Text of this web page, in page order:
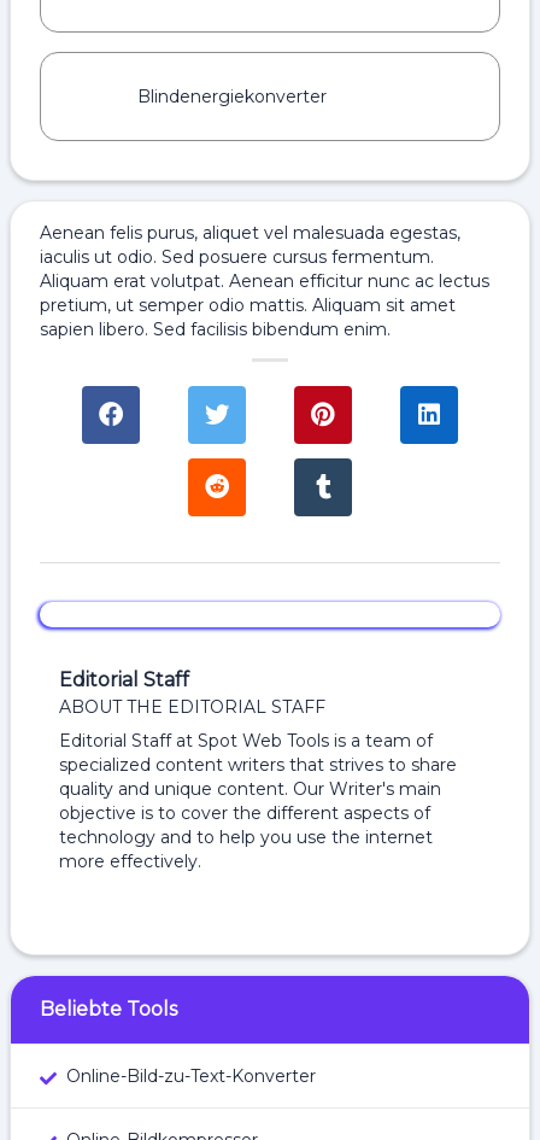
Blindenergiekonverter
Aenean felis purus, aliquet vel malesuada egestas,
iaculis ut odio. Sed posuere cursus fermentum.
Aliquam erat volutpat. Aenean efficitur nunc ac lectus
pretium, ut semper odio mattis. Aliquam sit amet
sapien libero. Sed facilisis bibendum enim.
Editorial Staff
ABOUT THE EDITORIAL STAFF
Editorial Staff at Spot Web Tools is a team of
specialized content writers that strives to share
quality and unique content. Our Writer's main
objective is to cover the different aspects of
technology and to help you use the internet
more effectively.
Beliebte Tools
Online-Bild-zu-Text-Konverter